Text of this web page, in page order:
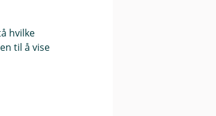
hvilke
til å vise